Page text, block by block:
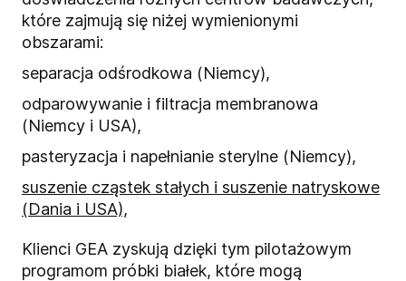
które zajmują się niżej wymienionymi
obszarami:
separacja odśrodkowa (Niemcy),
odparowywanie i filtracja membranowa
(Niemcy i USA),
pasteryzacja i napełnianie sterylne (Niemcy),
suszenie cząstek stałych i suszenie natryskowe
(Dania i USA),
Klienci GEA zyskują dzięki tym pilotażowym
programom próbki białek, które mogą